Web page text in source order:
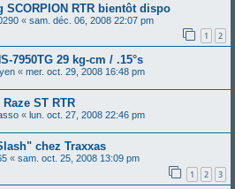
SCORPION RTR bientôt dispo
« sam. déc. 06, 2008 22:07 pm
1 2
7950TG 29 kg-cm / .15°s
« mer. oct. 29, 2008 16:48 pm
ST RTR
« lun. oct. 27, 2008 22:46 pm
chez Traxxas
« sam. oct. 25, 2008 13:09 pm
1 2 3